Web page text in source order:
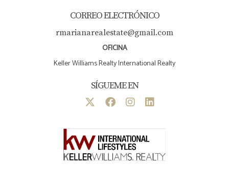
CORREO ELECTRÓNICO
rmarianarealestate@gmail.com
OFICINA
Keller Williams Realty International Realty
SÍGUEME EN